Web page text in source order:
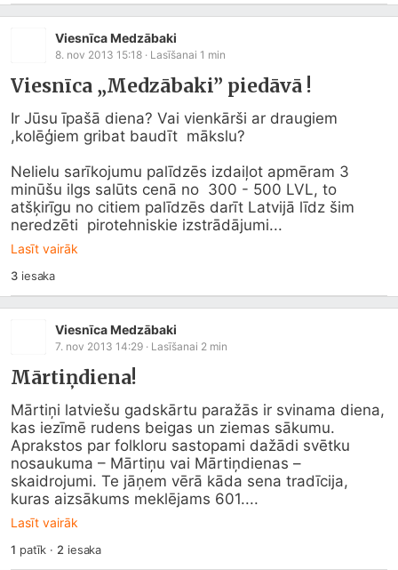
Viesnīca Medzābaki
8. nov 2013 15:18 · Lasīšanai 1 min
Viesnīca „Medzābaki” piedāvā !
Ir Jūsu īpašā diena? Vai vienkārši ar draugiem
,kolēģiem gribat baudīt  mākslu?
Nelielu sarīkojumu palīdzēs izdaiļot apmēram 3
minūšu ilgs salūts cenā no  300 - 500 LVL, to
atšķirīgu no citiem palīdzēs darīt Latvijā līdz šim
neredzēti  pirotehniskie izstrādājumi...
Lasīt vairāk
3iesaka
Viesnīca Medzābaki
7. nov 2013 14:29 · Lasīšanai 2 min
Mārtiņdiena!
Mārtiņi latviešu gadskārtu paražās ir svinama diena,
kas iezīmē rudens beigas un ziemas sākumu.
Aprakstos par folkloru sastopami dažādi svētku
nosaukuma – Mārtiņu vai Mārtiņdienas –
skaidrojumi. Te jāņem vērā kāda sena tradīcija,
kuras aizsākums meklējams 601....
Lasīt vairāk
1 patīk · 2 iesaka